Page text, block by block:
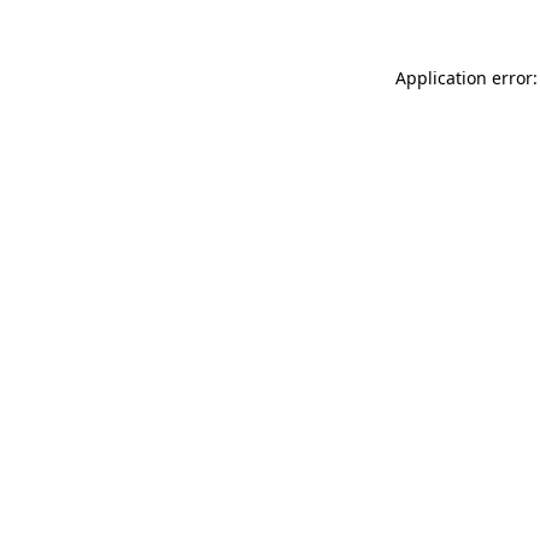
Application